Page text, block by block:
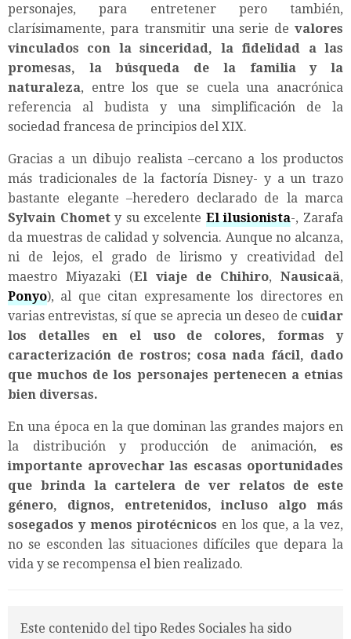
personajes, para entretener pero también,
clarísimamente, para transmitir una serie de valores
vinculados con la sinceridad, la fidelidad a las
promesas, la búsqueda de la familia y la
naturaleza, entre los que se cuela una anacrónica
referencia al budista y una simplificación de la
sociedad francesa de principios del XIX.
Gracias a un dibujo realista –cercano a los productos
más tradicionales de la factoría Disney- y a un trazo
bastante elegante –heredero declarado de la marca
Sylvain Chomety su excelente El ilusionista-, Zarafa
da muestras de calidad y solvencia. Aunque no alcanza,
ni de lejos, el grado de lirismo y creatividad del
maestro Miyazaki (El viaje de Chihiro, Nausicaä,
Ponyo), al que citan expresamente los directores en
varias entrevistas, sí que se aprecia un deseo de cuidar
los detalles en el uso de colores, formas y
caracterización de rostros; cosa nada fácil, dado
que muchos de los personajes pertenecen a etnias
bien diversas.
En una época en la que dominan las grandes majors en
la distribución y producción de animación, es
importante aprovechar las escasas oportunidades
que brinda la cartelera de ver relatos de este
género, dignos, entretenidos, incluso algo más
sosegados y menos pirotécnicos en los que, a la vez,
no se esconden las situaciones difíciles que depara la
vida y se recompensa el bien realizado.
Este contenido del tipo Redes Sociales ha sido